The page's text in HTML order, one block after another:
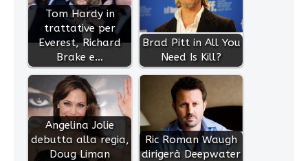
Tom Hardy in
trattative per
Everest, Richard
Brake e…
Brad Pitt in All You
Need Is Kill?
Angelina Jolie
debutta alla regia,
Doug Liman
Ric Roman Waugh
dirigerà Deepwater